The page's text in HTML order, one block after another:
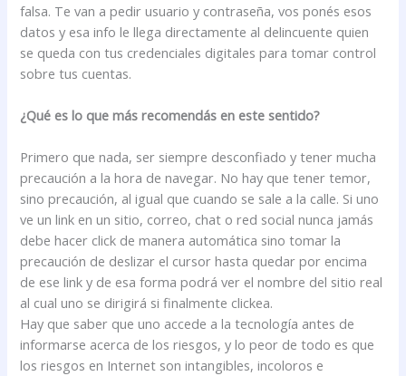
falsa. Te van a pedir usuario y contraseña, vos ponés esos
datos y esa info le llega directamente al delincuente quien
se queda con tus credenciales digitales para tomar control
sobre tus cuentas.
¿Qué es lo que más recomendás en este sentido?
Primero que nada, ser siempre desconfiado y tener mucha
precaución a la hora de navegar. No hay que tener temor,
sino precaución, al igual que cuando se sale a la calle. Si uno
ve un link en un sitio, correo, chat o red social nunca jamás
debe hacer click de manera automática sino tomar la
precaución de deslizar el cursor hasta quedar por encima
de ese link y de esa forma podrá ver el nombre del sitio real
al cual uno se dirigirá si finalmente clickea.
Hay que saber que uno accede a la tecnología antes de
informarse acerca de los riesgos, y lo peor de todo es que
los riesgos en Internet son intangibles, incoloros e